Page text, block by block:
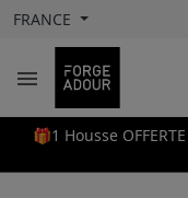
FRANCE

🎁1 Housse